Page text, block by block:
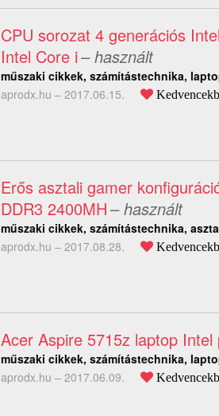
CPU sorozat 4 generációs
Intel Core i– használt
műszaki cikkek, számítástechnika,
aprodx.hu – 2017.06.15.
Erős asztali gamer
DDR3 2400MH– használt
műszaki cikkek, számítástechnika,
aprodx.hu – 2017.08.28.
Acer Aspire 5715z laptop
műszaki cikkek, számítástechnika,
aprodx.hu – 2017.06.09.